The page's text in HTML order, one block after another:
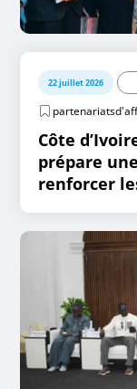
22 juillet 2026
Côte
prépare
renforcer